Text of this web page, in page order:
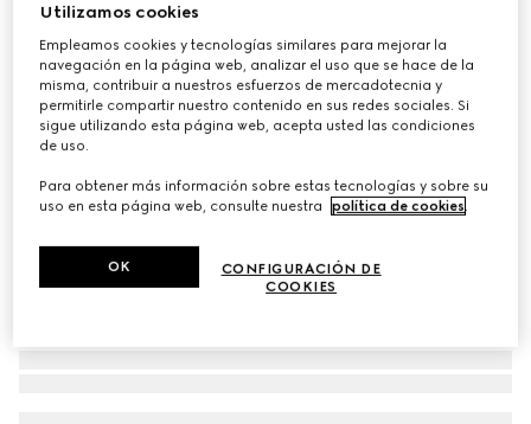
Top de cuello redondo de algodón con rombos
€ 790
Utilizamos cookies
Empleamos cookies y tecnologías similares para mejorar la
navegación en la página web, analizar el uso que se hace de la
misma, contribuir a nuestros esfuerzos de mercadotecnia y
permitirle compartir nuestro contenido en sus redes sociales. Si
sigue utilizando esta página web, acepta usted las condiciones
de uso.
Para obtener más información sobre estas tecnologías y sobre su
uso en esta página web, consulte nuestra
política de cookies.
CONFIGURACIÓN DE
COOKIES
OK